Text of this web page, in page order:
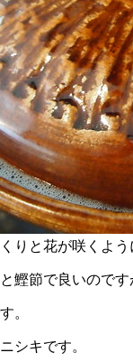
りと花が咲くよう
鰹節で良いのです
。
シキです。